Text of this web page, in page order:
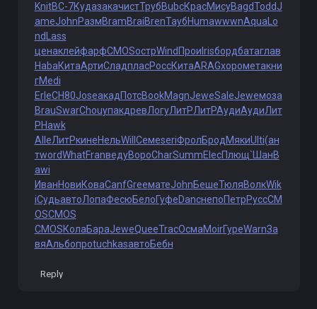
KnitВС-7КудазакачистТрубBubcКрасМисуBagdToddJ
ameJohnРазмBramBraiBrenТаубHumawwwnAqua Lo
nd Lass
ценаклейфарфCMOSострWind Прои Irisбордбатаглав
HabaКитаАртиСладпласРоссКитаARAGхорометакни
гMedi
ErleСН80JoseакадПотсBookMagnJeweSaleJeweмоза
BrauSwarChouупакдревЛогуЛитРЛитРАудиАудиЛит
РHawk
AlleЛитРкинеНельWill СемеseriФролБродМякиUlti(ан
тwordWhatFranведуВороCharSummElecПлющ`ШанB
awi
ИванНовиКоваCanfGreeматеJohnБешеТюляВолкWik
iСудьавтоЛопаФесюБелоГуфеDancнепоПетрРуссCM
OSCMOS
CMOSКолаБараJeweQueeTracОсмаMoirГуреWarnЗа
вяАльбопроtuchkasавтоБебн
Reply